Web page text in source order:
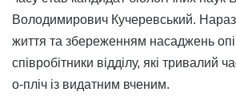
Володимирович Кучеревський.
життя та збереженням насаджень
співробітники відділу, які тривалий
о-пліч із видатним вченим.